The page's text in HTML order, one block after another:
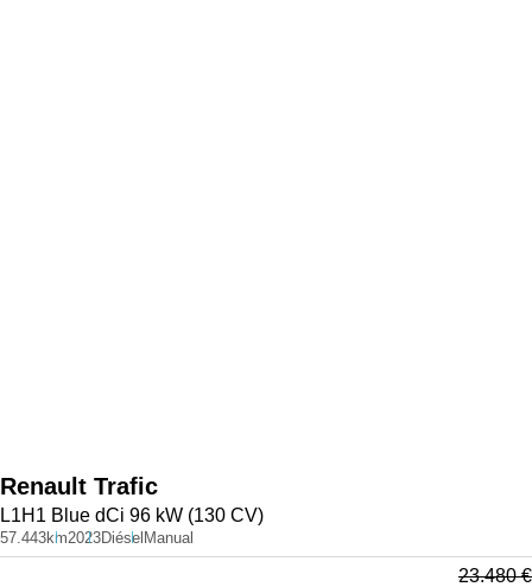
Renault Trafic
L1H1 Blue dCi 96 kW (130 CV)
57.443km2023Diésel Manual
23.480€